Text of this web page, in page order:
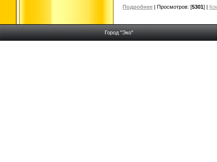
Подробнее | Просмотров: [5301] |
Город "Эко"